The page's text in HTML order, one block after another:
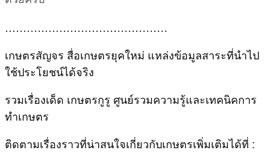
เพื่อช่วยบำรุงระบบสืบพันธุ์ ให้ไก่แข็งแรงและพร้อมไข่
ต่อเนื่อง อย่าลืมให้น้ำสะอาดที่ไม่เย็นเกินไป เพราะน้ำ
เย็นจัดจะทำให้ไก่ดื่มน้อยลงและลดการกินอาหาร
4. ดูแลให้ไก่ไม่เครียด รับแสงแดดอุ่น ๆ ทุกวัน
ส่งผลต่อการวางไข่ ควรให้ไก่ออกเดินเล่นหรือจิกหา